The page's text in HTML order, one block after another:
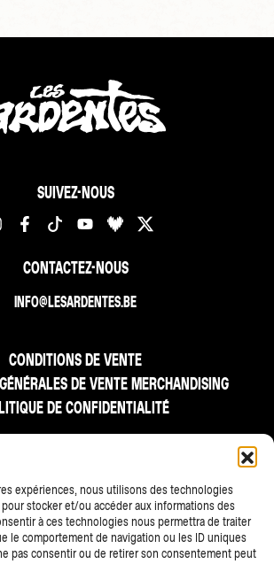
expériences, nous utilisons des technologies
stocker et/ou accéder aux informations des
à ces technologies nous permettra de traiter
le comportement de navigation ou les ID uniques
pas consentir ou de retirer son consentement peut
SUIVEZ-NOUS
CONTACTEZ-NOUS
INFO@LESARDENTES.BE
CONDITIONS DE VENTE
DE VENTE MERCHANDISING
DE CONFIDENTIALITÉ